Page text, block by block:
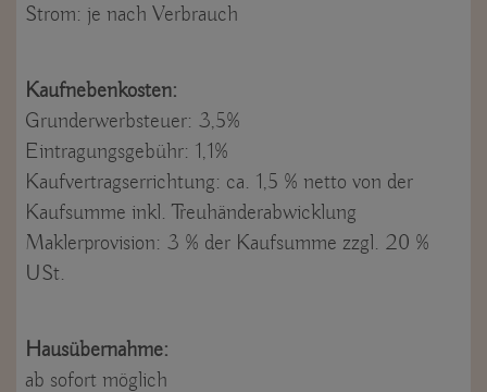
Strom: je nach Verbrauch
Kaufnebenkosten:
Grunderwerbsteuer: 3,5%
Eintragungsgebühr: 1,1%
Kaufvertragserrichtung: ca. 1,5 % netto von der
Kaufsumme inkl. Treuhänderabwicklung
Maklerprovision: 3 % der Kaufsumme zzgl. 20 %
USt.
Hausübernahme:
ab sofort möglich